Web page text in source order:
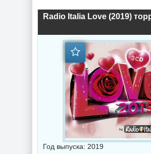
Radio Italia Love (2019)
Год выпуска: 2019